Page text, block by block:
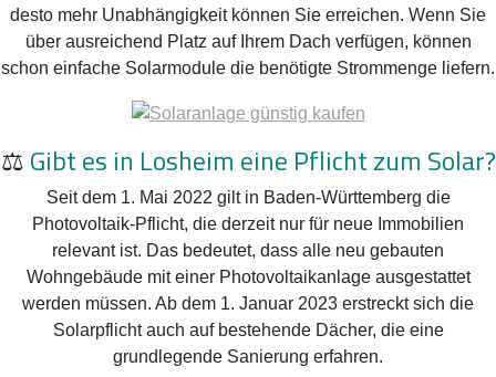
desto mehr Unabhängigkeit können Sie erreichen. Wenn Sie
über ausreichend Platz auf Ihrem Dach verfügen, können
schon einfache Solarmodule die benötigte Strommenge liefern.
⚖️Gibt es in Losheim eine Pflicht zum Solar?
Seit dem 1. Mai 2022 gilt in Baden-Württemberg die
Photovoltaik-Pflicht, die derzeit nur für neue Immobilien
relevant ist. Das bedeutet, dass alle neu gebauten
Wohngebäude mit einer Photovoltaikanlage ausgestattet
werden müssen. Ab dem 1. Januar 2023 erstreckt sich die
Solarpflicht auch auf bestehende Dächer, die eine
grundlegende Sanierung erfahren.